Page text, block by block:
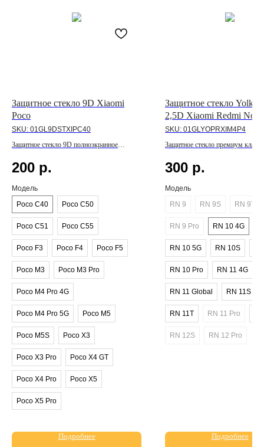
Защитное стекло 9D Xiaomi
Poco
SKU: 01GL9DSTXIPC40
Защитное стекло 9D полноэкранное
200 р.
Модель
Poco C40
Poco C50
Poco C51 Poco C55
Poco F3 Poco F4 Poco F5
Poco M3 Poco M3 Pro
Poco M4 Pro 4G
Poco M4 Pro 5G Poco M5
Poco M5S Poco X3
Poco X3 Pro Poco X4 GT
Poco X4 Pro Poco X5
Poco X5 Pro
Подробнее
Защитное стекло Yolkki
2,5D Xiaomi Redmi Note
SKU: 01GLYOPRXIM4P4
Защитное стекло премиум
300 р.
Модель
RN 9
RN 9S RN 9T
RN 9 Pro RN 10 4G
RN 10 5G RN 10S
RN 10 Pro RN 11 4G
RN 11 Global RN 11S
RN 11T RN 11 Pro
RN 12S RN 12 Pro
Подробнее